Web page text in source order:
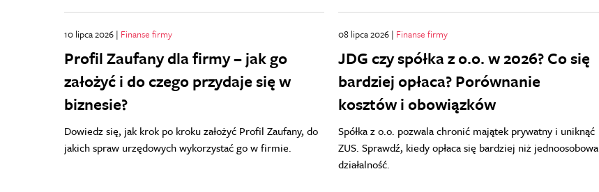
10 lipca 2026 | Finanse firmy
Profil Zaufany dla firmy – jak go
założyć i do czego przydaje się w
biznesie?
Dowiedz się, jak krok po kroku założyć Profil Zaufany, do
jakich spraw urzędowych wykorzystać go w firmie.
08 lipca 2026 | Finanse firmy
JDG czy spółka z o.o. w 2026? Co się
bardziej opłaca? Porównanie
kosztów i obowiązków
Spółka z o.o. pozwala chronić majątek prywatny i uniknąć
ZUS. Sprawdź, kiedy opłaca się bardziej niż jednoosobowa
działalność.